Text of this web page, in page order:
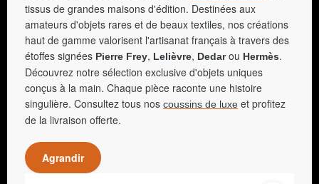
tissus de grandes maisons d'édition. Destinées aux
amateurs d'objets rares et de beaux textiles, nos créations
haut de gamme valorisent l'artisanat français à travers des
étoffes signées Pierre Frey, Lelièvre, Dedarou Hermès.
Découvrez notre sélection exclusive d'objets uniques
conçus à la main. Chaque pièce raconte une histoire
singulière. Consultez tous nos coussins de luxe et profitez
de la livraison offerte.
Agrandir